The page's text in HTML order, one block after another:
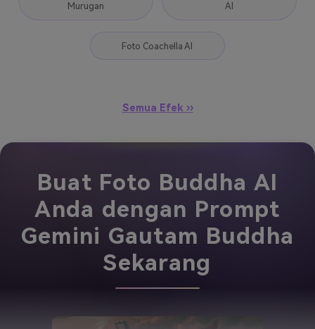
Murugan
AI
Foto Coachella AI
Semua Efek ››
Buat Foto Buddha AI
Anda dengan Prompt
Gemini Gautam Buddha
Sekarang